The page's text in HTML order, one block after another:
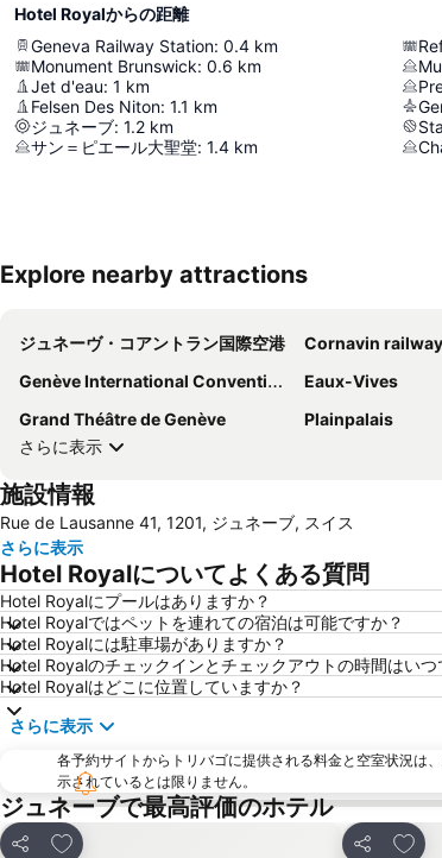
Hotel Royalからの距離
Geneva Railway Station: 0.4 km
Monument Brunswick: 0.6 km
Jet d'eau: 1 km
Felsen Des Niton: 1.1 km
ジュネーブ: 1.2 km
サン＝ピエール大聖堂: 1.4 km
Explore nearby attractions
ジュネーヴ・コアントラン国際空港 Cornavin
Genève International Convention Centre
Eaux-Vives
Grand Théâtre de Genève
Plainpalais
さらに表示
施設情報
Rue de Lausanne 41, 1201, ジュネーブ, スイス
さらに表示
Hotel Royalについてよくある質問
Hotel Royalにプールはありますか？
Hotel Royalではペットを連れての宿泊は可能ですか？
Hotel Royalには駐車場がありますか？
Hotel Royalのチェックインとチェックアウトの時間はいつ
Hotel Royalはどこに位置していますか？
さらに表示
各予約サイトからトリバゴに提供される料金と空室状況は
示されているとは限りません。
ジュネーブで最高評価のホテル
お気に入りに追加 お気